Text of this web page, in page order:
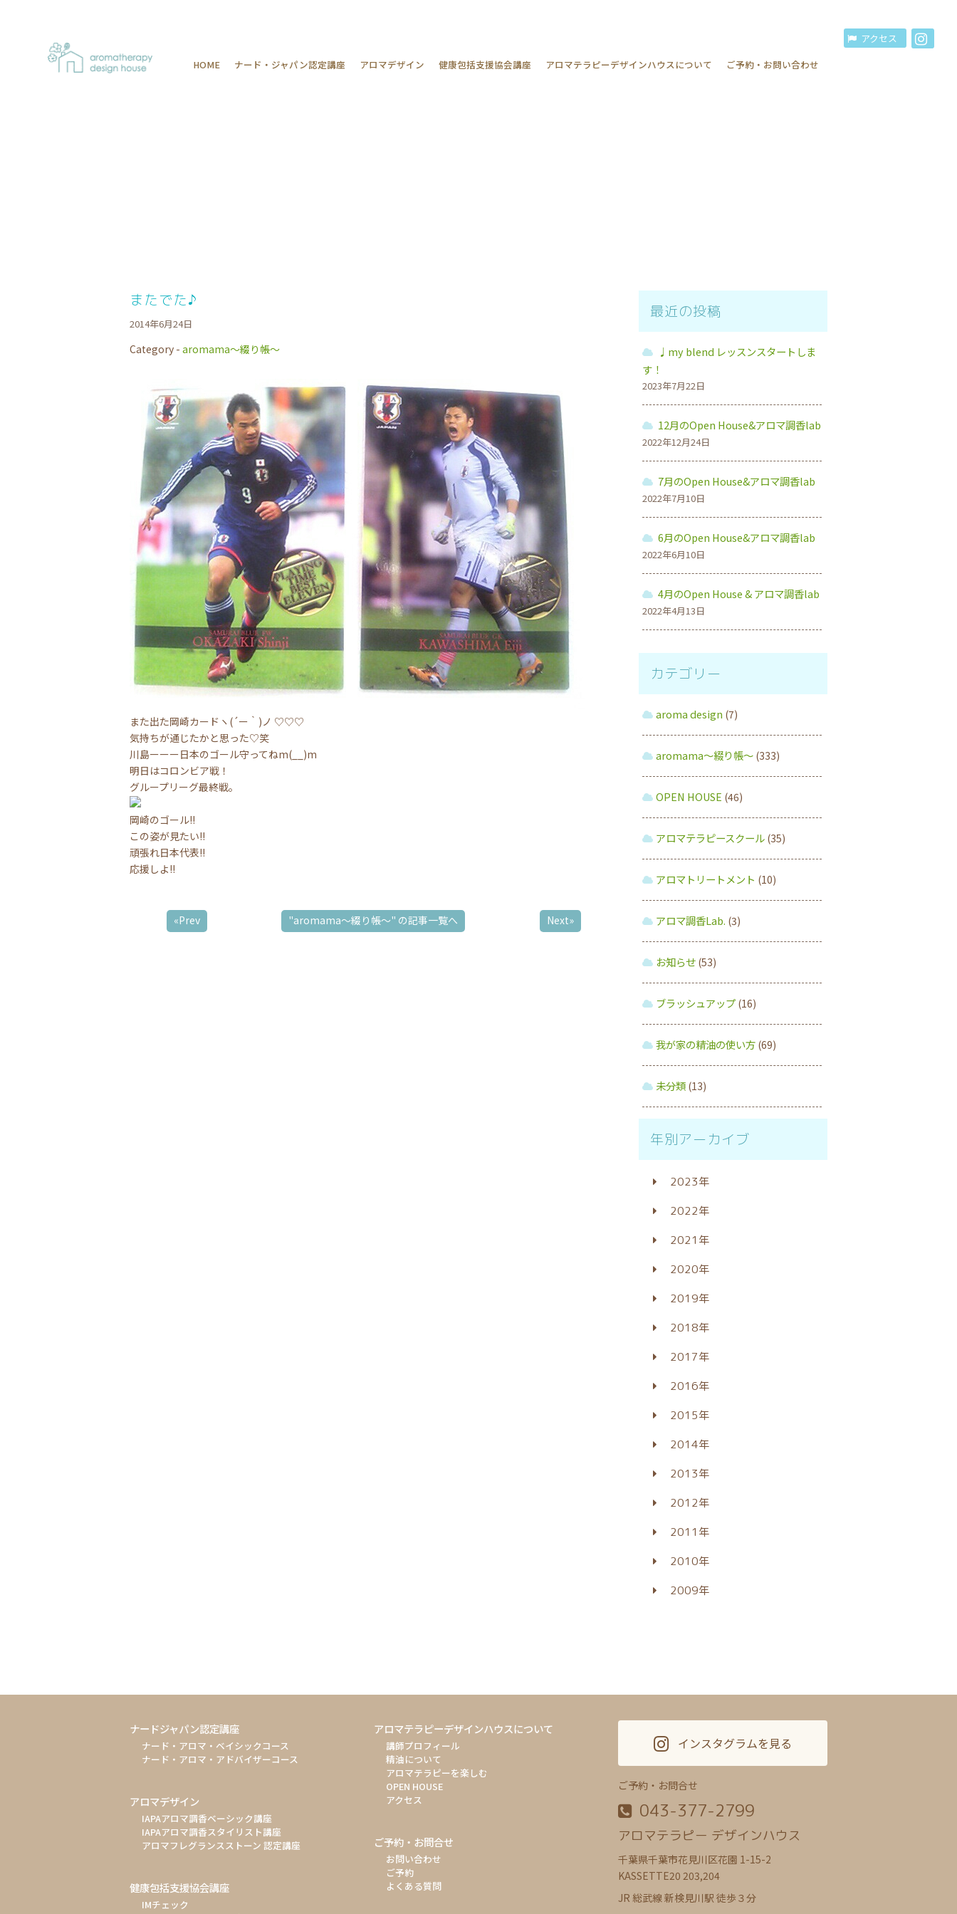
アクセス
HOME
ナード・ジャパン認定講座 アロマデザイン 健康包括支援協会講座 アロマテラピーデザインハウスについて ご予約・お問い合わせ
またでた♪
2014年6月24日
Category - aromama～綴り帳～
また出た岡崎カードヽ(´ー｀)ノ ♡♡♡
気持ちが通じたかと思った♡笑
川島ーーー日本のゴール守ってねm(__)m
明日はコロンビア戦！
グループリーグ最終戦。
岡崎のゴール!!
この姿が見たい!!
頑張れ日本代表!!
応援しよ!!
«Prev "aromama～綴り帳～" の記事一覧へ Next»
最近の投稿
♩my blend レッスンスタートしま
す！
2023年7月22日
12月のOpen House&アロマ調香lab
2022年12月24日
7月のOpen House&アロマ調香lab
2022年7月10日
6月のOpen House&アロマ調香lab
2022年6月10日
4月のOpen House & アロマ調香lab
2022年4月13日
カテゴリー
aroma design (7)
aromama～綴り帳～ (333)
OPEN HOUSE (46)
アロマテラピースクール (35)
アロマトリートメント (10)
アロマ調香Lab. (3)
お知らせ (53)
ブラッシュアップ (16)
我が家の精油の使い方 (69)
未分類 (13)
年別アーカイブ
2023年
2022年
2021年
2020年
2019年
2018年
2017年
2016年
2015年
2014年
2013年
2012年
2011年
2010年
2009年
ナードジャパン認定講座
ナード・アロマ・ベイシックコース
ナード・アロマ・アドバイザーコース
アロマデザイン
IAPAアロマ調香ベーシック講座
IAPAアロマ調香スタイリスト講座
アロマフレグランスストーン 認定講座
健康包括支援協会講座
IMチェック
アロマテラピーデザインハウスについて
講師プロフィール
精油について
アロマテラピーを楽しむ
OPEN HOUSE
アクセス
ご予約・お問合せ
お問い合わせ
ご予約
よくある質問
インスタグラムを見る
ご予約・お問合せ
043-377-2799
アロマテラピー デザインハウス
千葉県千葉市花見川区花園 1-15-2
KASSETTE20 203,204
JR 総武線 新検見川駅 徒歩３分